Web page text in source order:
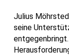
Julius
seine